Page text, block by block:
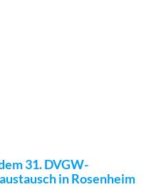
31. DVGW-
in Rosenheim